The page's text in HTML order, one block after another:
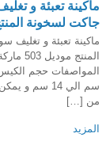
ماكينة تعبئة و
جاكت لسخونة المنتج موديل 503
ماكينة تعبئة و
سم الي 14
من […]
المزيد